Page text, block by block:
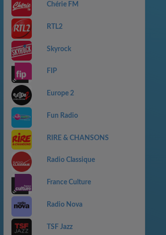
Chérie FM
RTL2
Skyrock
FIP
Europe 2
Fun Radio
RIRE & CHANSONS
Radio Classique
France Culture
Radio Nova
TSF Jazz